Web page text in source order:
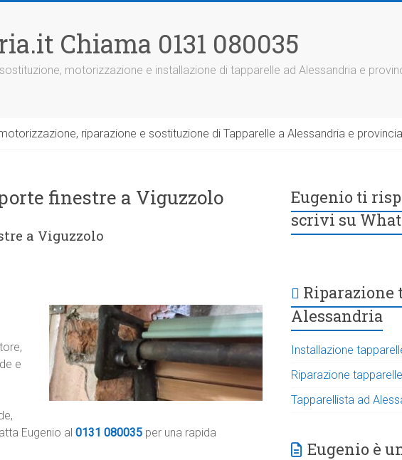
Chiama 0131 080035
motorizzazione e installazione di tapparelle ad Alessandria e
riparazione e sostituzione di Tapparelle a Alessandria e
finestre a Viguzzolo
a Viguzzolo
e
Eugenio al 0131 080035 per una rapida
Eugenio ti
scrivi su
Riparazione
Alessandria
Installazione
Riparazione
Tapparellista ad
Eugenio è